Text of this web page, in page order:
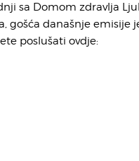
sa Domom zdravlja
gošća današnje emisije
poslušati ovdje: